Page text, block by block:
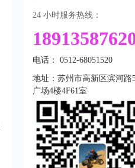
24 小时服务热线：
电话： 0512-68051520
地址：苏州市高新区滨河路
广场4楼4F61室